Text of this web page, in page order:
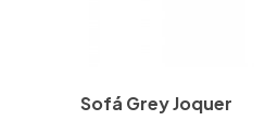
Sofá Grey Joquer